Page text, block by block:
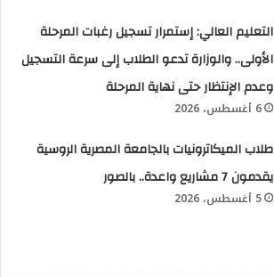
التعليم العالي: إستمرار تسجيل رغبات المرحلة
الأولى.. والوزارة تدعو الطلاب إلى سرعة التسجيل
وعدم الإنتظار حتى نهاية المرحلة
6 أغسطس، 2026
طلاب الميكاترونيات بالجامعة المصرية الروسية
يقدمون 7 مشاريع واعدة.. بالصور
5 أغسطس، 2026